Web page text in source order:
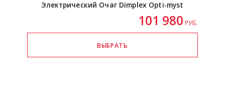
Электрический Очаг Dimplex Opti-myst
101 980 РУБ.